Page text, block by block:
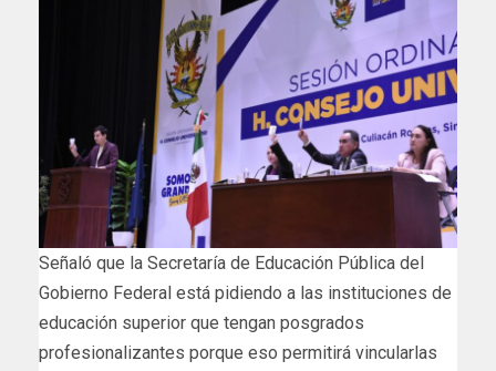
Señaló que la Secretaría de Educación Pública del
Gobierno Federal está pidiendo a las instituciones de
educación superior que tengan posgrados
profesionalizantes porque eso permitirá vincularlas